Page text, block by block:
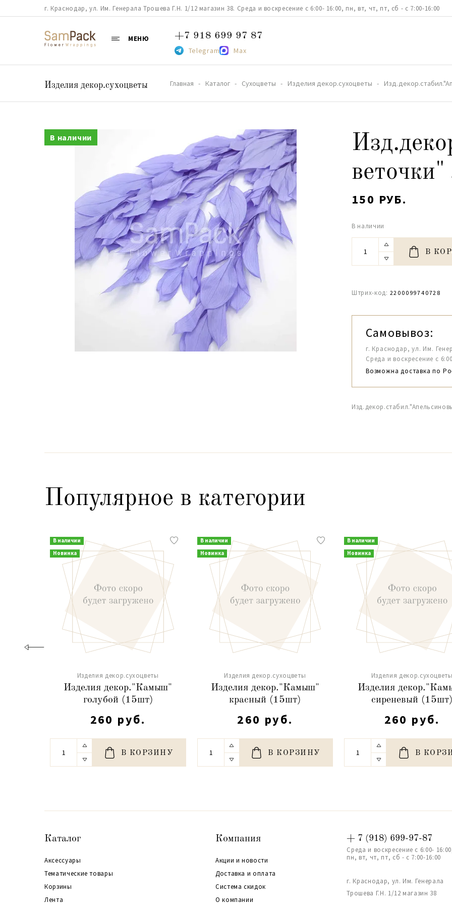
г. Краснодар, ул. Им. Генерала Трошева Г.Н. 1/12 магазин 38. Среда и воскресение с 6:00- 16:00, пн, вт, чт, пт, сб - с 7:00-16:00
МЕНЮ +7 918 699 97 87
Telegram Max
Изделия декор.сухоцветы Главная Каталог Сухоцветы Изделия декор.сухоцветы
В наличии
150 РУБ.
В наличии
В
Штрих-код: 2200099740728
Самовывоз:
г. Краснодар, ул. Им.
Среда и воскресение с
Возможна доставка по
Популярное в категории
В наличии
Новинка
Изделия декор.сухоцветы
Изделия декор."Камыш"
голубой (15шт)
260 руб.
В КОРЗИНУ
В наличии
Новинка
Изделия декор.сухоцветы
Изделия декор."Камыш"
красный (15шт)
260 руб.
В КОРЗИНУ
В наличии
Новинка
Изделия декор.сухоцветы
Изделия
сиреневый (15шт)
260 руб.
В
Каталог
Аксессуары
Тематические товары
Корзины
Лента
Компания
Акции и новости
Доставка и оплата
Система скидок
О компании
+ 7 (918) 699-97-87
Среда и воскресение с 6:00-
пн, вт, чт, пт, сб - с 7:00-16:00
г. Краснодар, ул. Им. Генерала
Трошева Г.Н. 1/12 магазин 38